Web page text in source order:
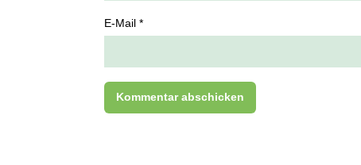
E-Mail *